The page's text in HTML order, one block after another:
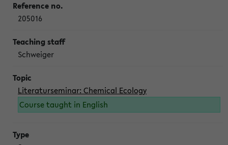
205016
Schweiger
Literaturseminar: Chemical Ecology
Course taught in English